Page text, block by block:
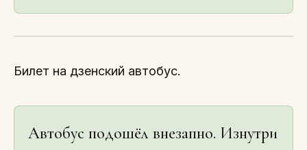
Билет на дзенский автобус.
Автобус подошёл внезапно. Изнутри